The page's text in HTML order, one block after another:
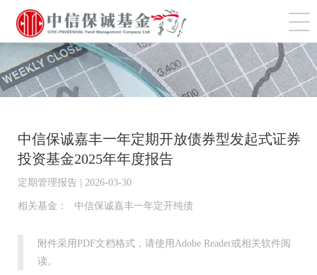
切
中信保诚嘉丰一年定期开放债券型发起式证券
投资基金2025年年度报告
定期管理报告 | 2026-03-30
相关基金： 中信保诚嘉丰一年定开纯债
附件采用PDF文档格式，请使用Adobe Reader或相关软件阅
读。